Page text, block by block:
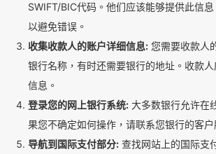
SWIFT/BIC代码。他们应该能够提供此信
以避免错误。
收集收款人的账户详细信息: 您需要收款人
银行名称，有时还需要银行的地址。收款
信息。
登录您的网上银行系统: 大多数银行允许在
果您不确定如何操作，请联系您银行的客户
导航到国际支付部分: 查找网站上的国际支